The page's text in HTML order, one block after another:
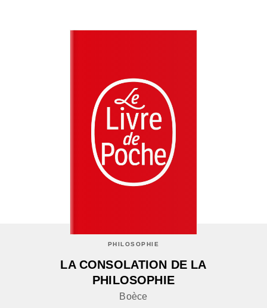
PHILOSOPHIE
LA CONSOLATION DE LA
PHILOSOPHIE
Boèce